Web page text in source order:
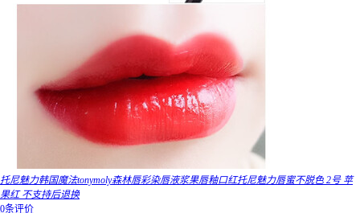
托尼魅力韩国魔法tonymoly森林唇彩染唇液浆果唇釉口红托尼魅力唇蜜不脱色 2号 苹
果红 不支持后退换
0条评价